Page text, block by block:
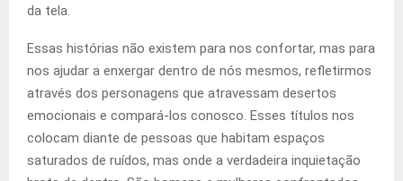
da tela.
Essas histórias não existem para nos confortar, mas para
nos ajudar a enxergar dentro de nós mesmos, refletirmos
através dos personagens que atravessam desertos
emocionais e compará-los conosco. Esses títulos nos
colocam diante de pessoas que habitam espaços
saturados de ruídos, mas onde a verdadeira inquietação